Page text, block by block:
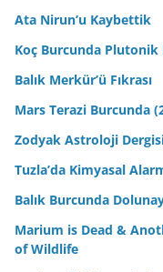
Ata Nirun’u Kaybettik
Koç Burcunda Plutonik
Balık Merkür’ü Fıkrası
Mars Terazi Burcunda
Zodyak Astroloji
Tuzla’da Kimyasal
Balık Burcunda
Marium is Dead &
of Wildlife